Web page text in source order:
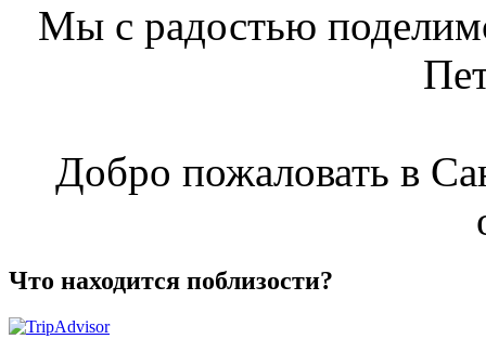
Мы с радостью
Добро пожаловать в
Что находится поблизости?